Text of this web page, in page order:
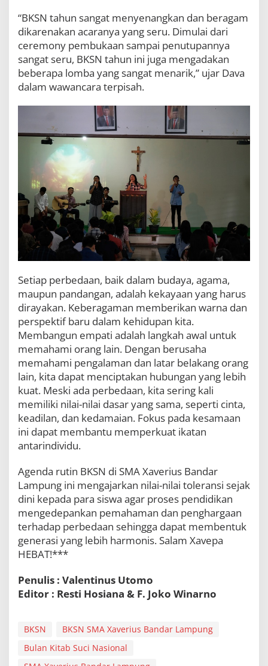
“BKSN tahun sangat menyenangkan dan beragam
dikarenakan acaranya yang seru. Dimulai dari
ceremony pembukaan sampai penutupannya
sangat seru, BKSN tahun ini juga mengadakan
beberapa lomba yang sangat menarik,” ujar Dava
dalam wawancara terpisah.
Setiap perbedaan, baik dalam budaya, agama,
maupun pandangan, adalah kekayaan yang harus
dirayakan. Keberagaman memberikan warna dan
perspektif baru dalam kehidupan kita.
Membangun empati adalah langkah awal untuk
memahami orang lain. Dengan berusaha
memahami pengalaman dan latar belakang orang
lain, kita dapat menciptakan hubungan yang lebih
kuat. Meski ada perbedaan, kita sering kali
memiliki nilai-nilai dasar yang sama, seperti cinta,
keadilan, dan kedamaian. Fokus pada kesamaan
ini dapat membantu memperkuat ikatan
antarindividu.
Agenda rutin BKSN di SMA Xaverius Bandar
Lampung ini mengajarkan nilai-nilai toleransi sejak
dini kepada para siswa agar proses pendidikan
mengedepankan pemahaman dan penghargaan
terhadap perbedaan sehingga dapat membentuk
generasi yang lebih harmonis. Salam Xavepa
HEBAT!***
Penulis : Valentinus Utomo
Editor : Resti Hosiana & F. Joko Winarno
BKSN
BKSN SMA Xaverius Bandar Lampung
Bulan Kitab Suci Nasional